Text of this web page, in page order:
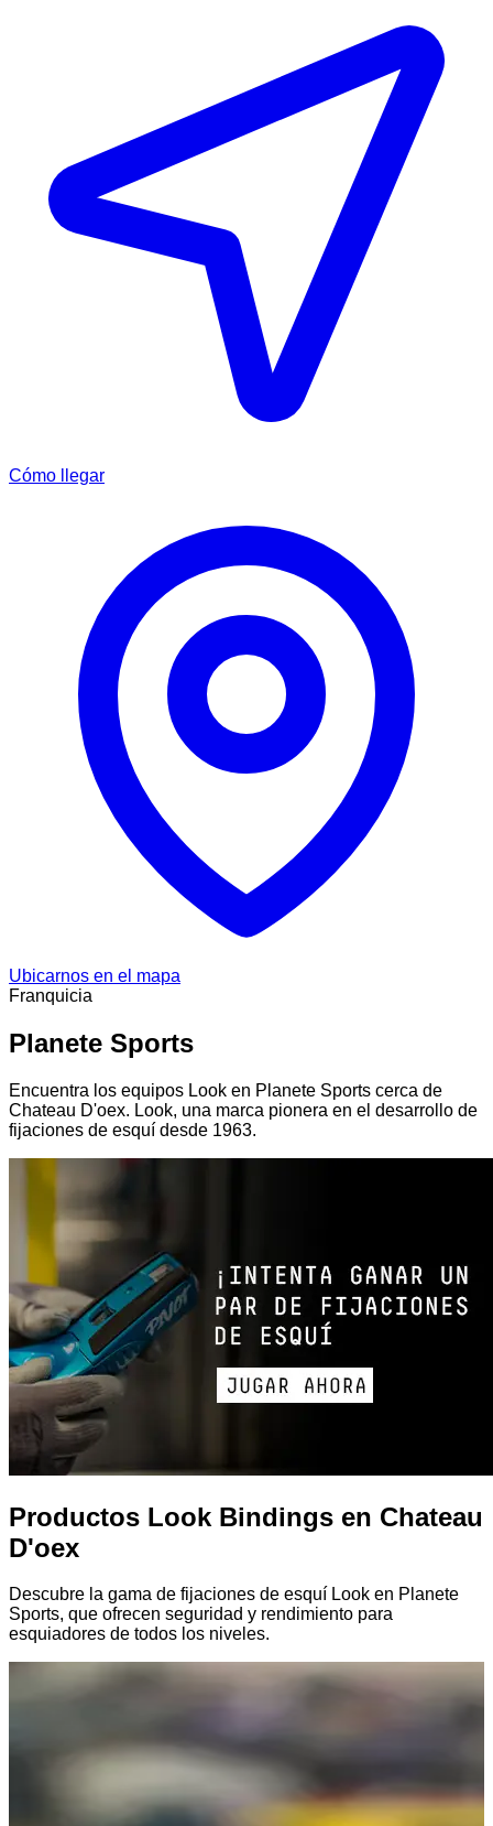
Cómo llegar
Ubicarnos en el mapa
Franquicia
Planete Sports
Encuentra los equipos Look en Planete Sports cerca de
Chateau D'oex. Look, una marca pionera en el desarrollo de
fijaciones de esquí desde 1963.
Productos Look Bindings en Chateau
D'oex
Descubre la gama de fijaciones de esquí Look en Planete
Sports, que ofrecen seguridad y rendimiento para
esquiadores de todos los niveles.